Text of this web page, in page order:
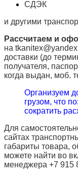
СДЭК
и другими
Рассчитаем и
на
доставки (до
получателя,
когда выдан, моб.
Организуем
грузом, что
сократить
Для
сайтах
габариты товара,
можете найти во
менеджера +7 915